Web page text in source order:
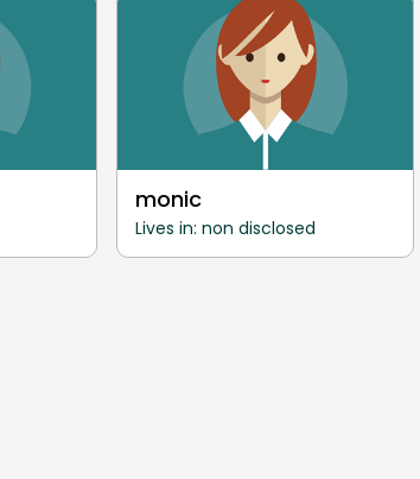
monic
Lives in: non disclosed